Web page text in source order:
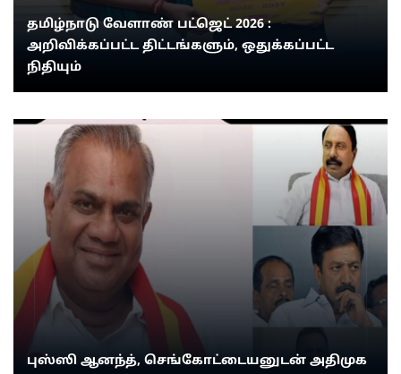
தமிழ்நாடு வேளாண் பட்ஜெட் 2026 :
அறிவிக்கப்பட்ட திட்டங்களும், ஒதுக்கப்பட்ட
நிதியும்
புஸ்ஸி ஆனந்த், செங்கோட்டையனுடன் அதிமுக